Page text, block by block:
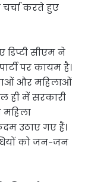
करते हुए
सीएम ने
पर कायम है।
और महिलाओं
ही में सरकारी
महिला
उठाए गए हैं।
को जन-जन